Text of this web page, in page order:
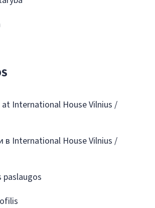
International House Vilnius /
в International House Vilnius /